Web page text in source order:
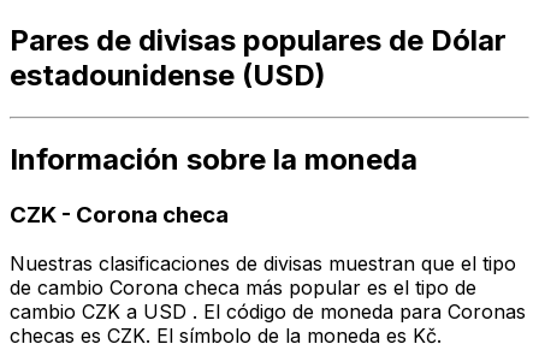
Pares de divisas populares de Dólar
estadounidense (USD)
Información sobre la moneda
CZK - Corona checa
Nuestras clasificaciones de divisas muestran que el tipo
de cambio Corona checa más popular es el tipo de
cambio CZK a USD . El código de moneda para Coronas
checas es CZK. El símbolo de la moneda es Kč.